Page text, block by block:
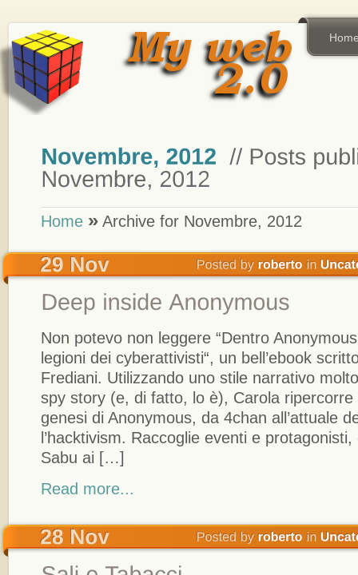
Home » Archive for Novembre, 2012
Non potevo non leggere “Dentro
legioni dei cyberattivisti“, un bell’ebook
Frediani. Utilizzando uno stile narrativo
spy story (e, di fatto, lo è), Carola
genesi di Anonymous, da 4chan all’attuale
l’hacktivism. Raccoglie eventi e
Sabu ai […]
Read more...